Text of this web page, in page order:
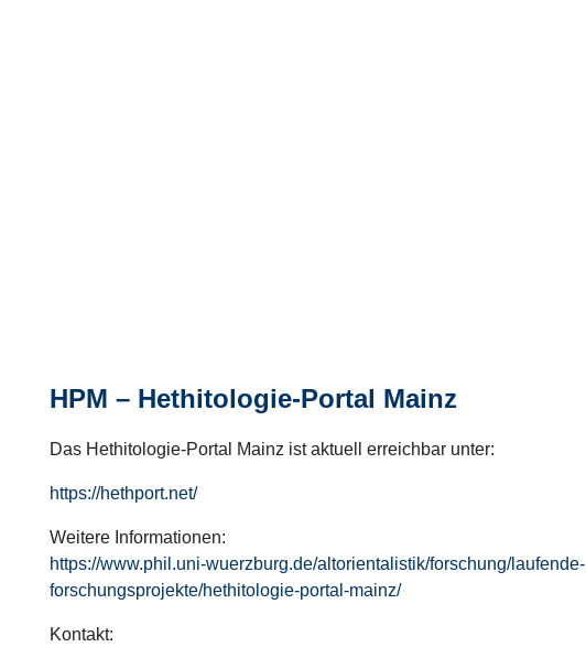
HPM – Hethitologie-Portal Mainz
Das Hethitologie-Portal Mainz ist aktuell erreichbar unter:
https://hethport.net/
Weitere Informationen:
https://www.phil.uni-wuerzburg.de/altorientalistik/forschung/laufende-
forschungsprojekte/hethitologie-portal-mainz/
Kontakt: